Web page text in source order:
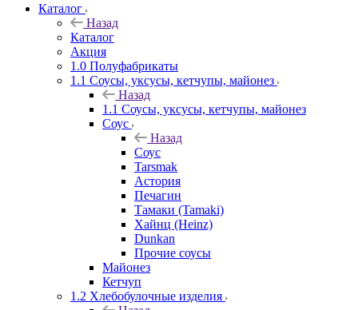
Каталог
Назад
Каталог
Акция
1.0 Полуфабрикаты
1.1 Соусы, уксусы, кетчупы, майонез
Назад
1.1 Соусы, уксусы, кетчупы, майонез
Соус
Назад
Соус
Tarsmak
Астория
Печагин
Тамаки (Tamaki)
Хайнц (Heinz)
Dunkan
Прочие соусы
Майонез
Кетчуп
1.2 Хлебобулочные изделия